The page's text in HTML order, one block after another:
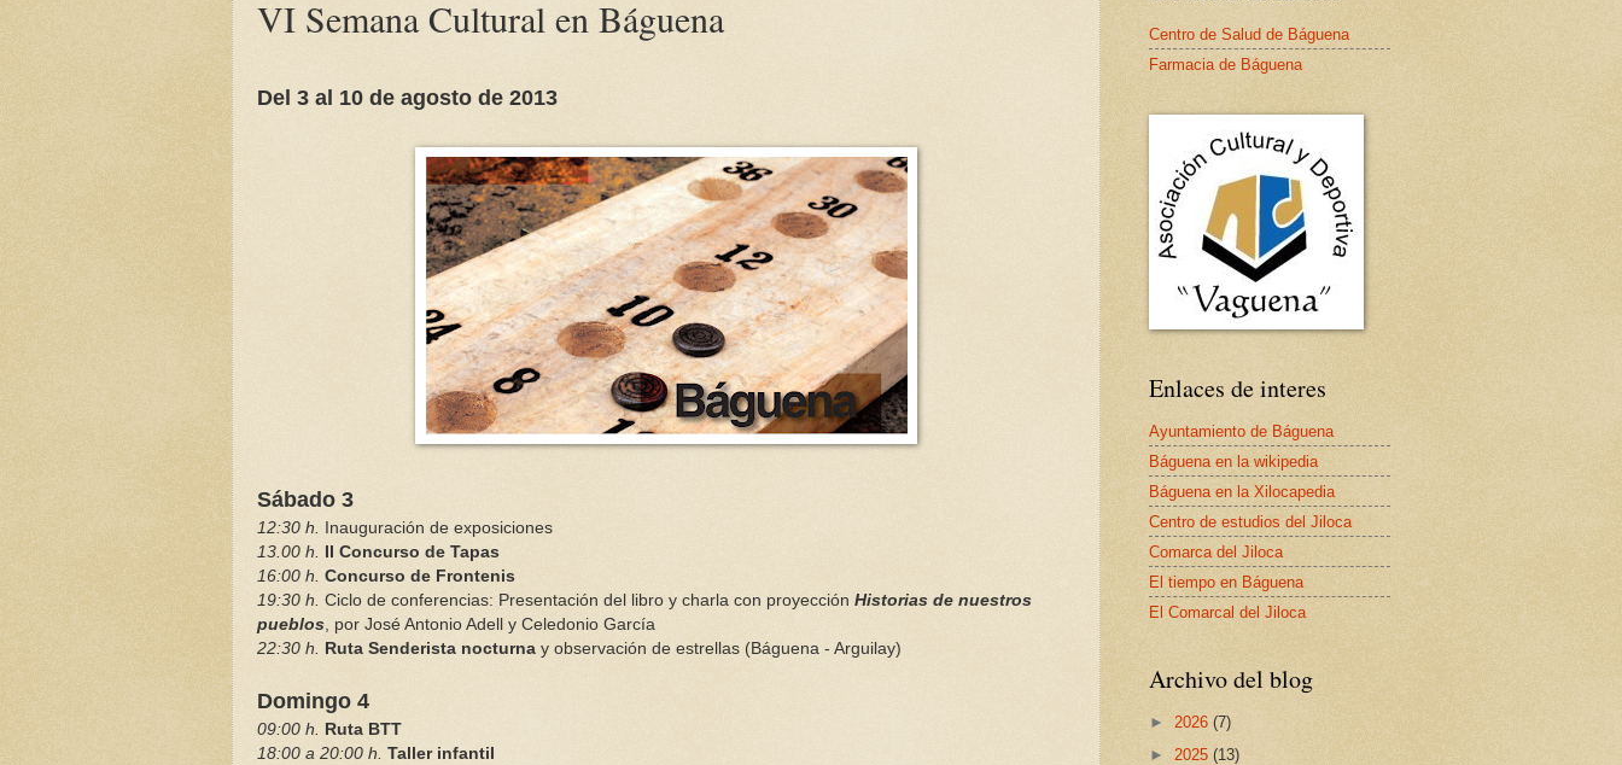
VI Semana Cultural en Báguena
Del 3 al 10 de agosto de 2013
Sábado 3
12:30 h.
Inauguración de exposiciones
13.00 h.
II Concurso de Tapas
16:00 h. Concurso de Frontenis
19:30 h. Ciclo de conferencias: Presentación del libro y charla con proyección Historias de nuestros
pueblos , por José Antonio Adell y Celedonio García
22:30 h.
Ruta Senderista nocturna y observación de estrellas (Báguena - Arguilay)
Domingo 4
09:00 h.
Ruta BTT
18:00 a 20:00 h. Taller infantil
Centro de Salud de Báguena
Farmacia de Báguena
Enlaces de interes
Ayuntamiento de Báguena
Báguena en la wikipedia
Báguena en la Xilocapedia
Centro de estudios del Jiloca
Comarca del Jiloca
El tiempo en Báguena
El Comarcal del Jiloca
Archivo del blog
► 2026 (7)
► 2025 (13)